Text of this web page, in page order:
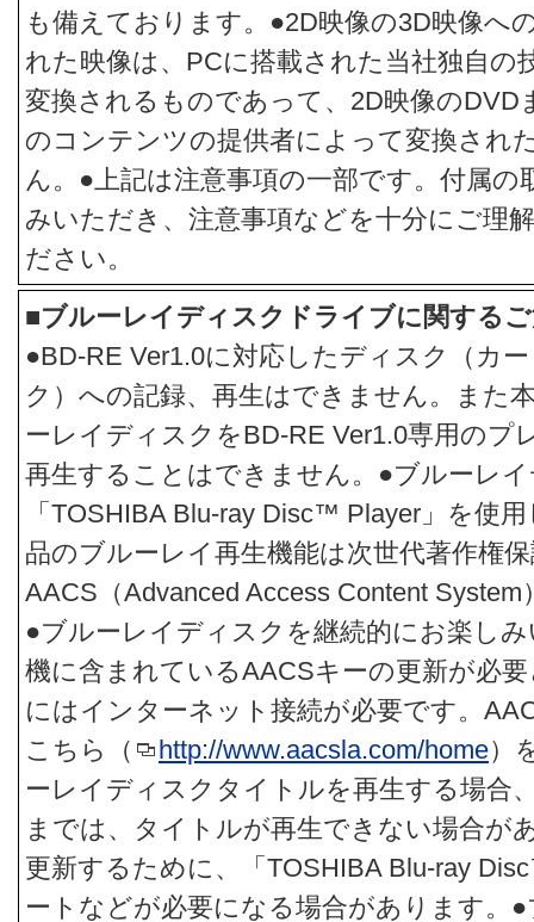
も備えております。●2D映像の3D映像へ
れた映像は、PCに搭載された当社独自の
変換されるものであって、2D映像のDVD
のコンテンツの提供者によって変換され
ん。●上記は注意事項の一部です。付属の
みいただき、注意事項などを十分にご理
ださい。
■ブルーレイディスクドライブに関する
●BD-RE Ver1.0に対応したディスク（カ
ク）への記録、再生はできません。また
ーレイディスクをBD-RE Ver1.0専用のプ
再生することはできません。●ブルーレ
「TOSHIBA Blu-ray Disc™ Player」を使
品のブルーレイ再生機能は次世代著作権
AACS（Advanced Access Content
●ブルーレイディスクを継続的にお楽し
機に含まれているAACSキーの更新が必
にはインターネット接続が必要です。
こちら（
http://www.aacsla.com/home）
ーレイディスクタイトルを再生する場合
までは、タイトルが再生できない場合が
更新するために、「TOSHIBA Blu-ray
ートなどが必要になる場合があります。